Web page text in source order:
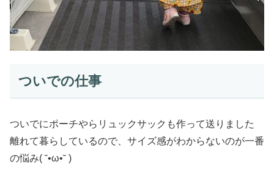
ついでの仕事
ついでにポーチやらリュックサックも作って送りました
離れて暮らしているので、サイズ感がわからないのが一番
の悩み( ˘•ω•˘ )